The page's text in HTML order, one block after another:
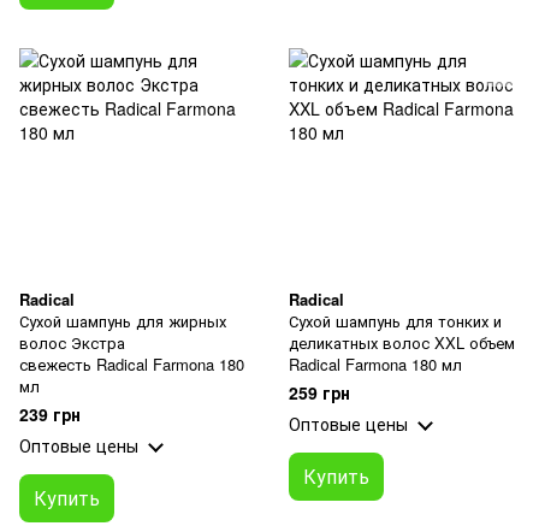
Radical
Сухой шампунь для жирных
волос Экстра
свежесть Radical Farmona 180
мл
239 грн
Оптовые цены
Купить
Radical
Сухой шампунь для тонких и
деликатных волос XXL объем
Radical Farmona 180 мл
259 грн
Оптовые цены
Купить